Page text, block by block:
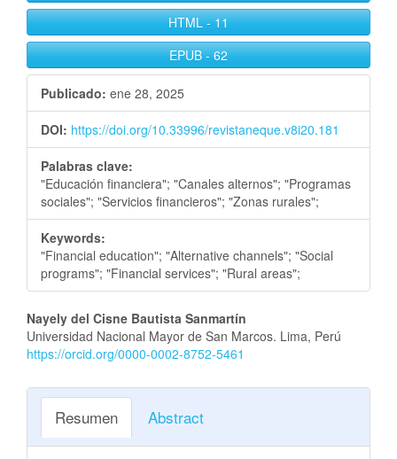
HTML-11
EPUB-62
Publicado: ene 28, 2025
DOI: https://doi.org/10.33996/revistaneque.v8i20.181
Palabras clave:
"Educación financiera"; "Canales alternos"; "Programas
sociales"; "Servicios financieros"; "Zonas rurales";
Keywords:
"Financial education"; "Alternative channels"; "Social
programs"; "Financial services"; "Rural areas";
Contenido
principal
del
artículo
Nayely del Cisne Bautista Sanmartín
Universidad Nacional Mayor de San Marcos. Lima, Perú
https://orcid.org/0000-0002-8752-5461
Resumen Abstract